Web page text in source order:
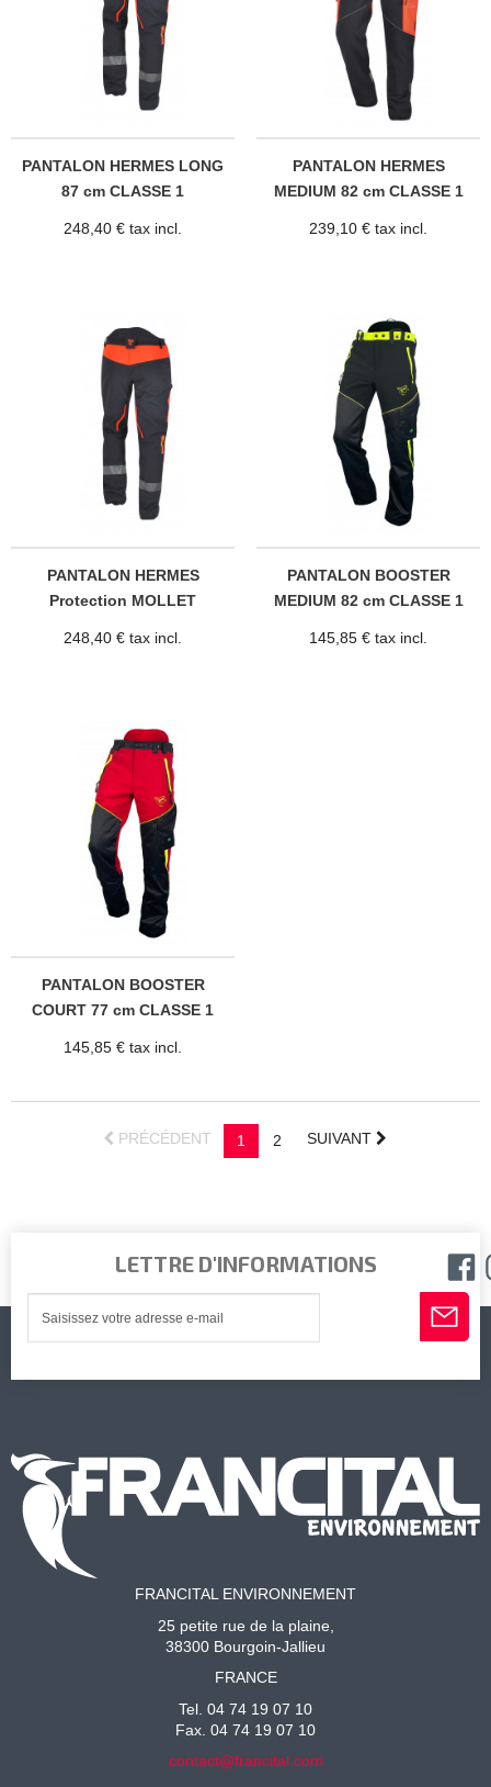
PANTALON HERMES LONG
87 cm CLASSE 1
248,40 € tax incl.
PANTALON HERMES
MEDIUM 82 cm CLASSE 1
239,10 € tax incl.
PANTALON HERMES
Protection MOLLET
248,40 € tax incl.
PANTALON BOOSTER
MEDIUM 82 cm CLASSE 1
145,85 € tax incl.
PANTALON BOOSTER
COURT 77 cm CLASSE 1
145,85 € tax incl.
PRÉCÉDENT 1 2 SUIVANT
LETTRE D'INFORMATIONS
FRANCITAL ENVIRONNEMENT
25 petite rue de la plaine,
38300 Bourgoin-Jallieu
FRANCE
Tel. 04 74 19 07 10
Fax. 04 74 19 07 10
contact@francital.com